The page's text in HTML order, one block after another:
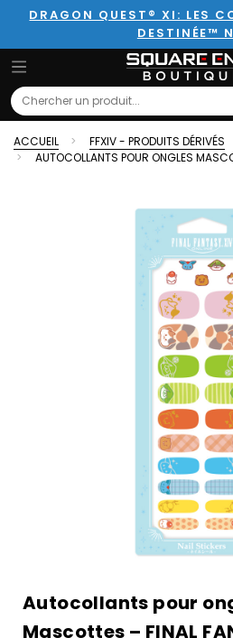
DRAGON QUEST® XI: LES
DESTINÉE™
Search
ACCUEIL FFXIV - PRODUITS DÉRIVÉS
AUTOCOLLANTS POUR ONGLES
Autocollants pour
Mascottes – FINAL